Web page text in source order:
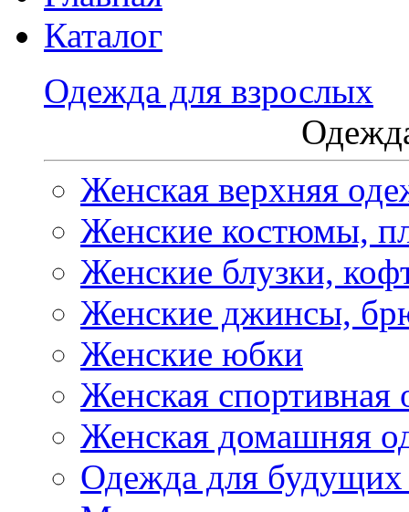
Каталог
Одежда для взрослых
Женская верхняя
Женские костюмы,
Женские блузки,
Женские джинсы,
Женские юбки
Женская спортивная
Женская домашняя
Одежда для